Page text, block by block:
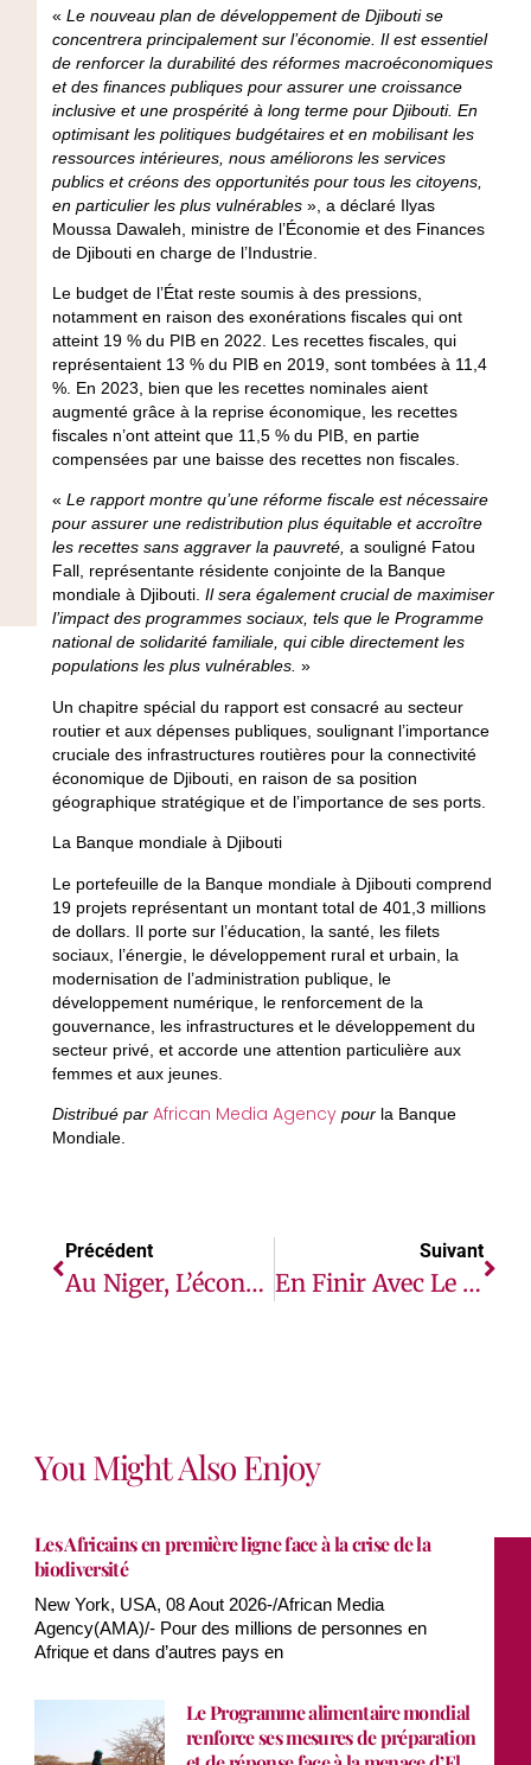
« Le nouveau plan de développement de Djibouti se
concentrera principalement sur l’économie. Il est essentiel
de renforcer la durabilité des réformes macroéconomiques
et des finances publiques pour assurer une croissance
inclusive et une prospérité à long terme pour Djibouti. En
optimisant les politiques budgétaires et en mobilisant les
ressources intérieures, nous améliorons les services
publics et créons des opportunités pour tous les citoyens,
en particulier les plus vulnérables », a déclaré Ilyas
Moussa Dawaleh, ministre de l’Économie et des Finances
de Djibouti en charge de l’Industrie.
Le budget de l’État reste soumis à des pressions,
notamment en raison des exonérations fiscales qui ont
atteint 19 % du PIB en 2022. Les recettes fiscales, qui
représentaient 13 % du PIB en 2019, sont tombées à 11,4
%. En 2023, bien que les recettes nominales aient
augmenté grâce à la reprise économique, les recettes
fiscales n’ont atteint que 11,5 % du PIB, en partie
compensées par une baisse des recettes non fiscales.
« Le rapport montre qu’une réforme fiscale est nécessaire
pour assurer une redistribution plus équitable et accroître
les recettes sans aggraver la pauvreté, a souligné Fatou
Fall, représentante résidente conjointe de la Banque
mondiale à Djibouti. Il sera également crucial de maximiser
l’impact des programmes sociaux, tels que le Programme
national de solidarité familiale, qui cible directement les
populations les plus vulnérables. »
Un chapitre spécial du rapport est consacré au secteur
routier et aux dépenses publiques, soulignant l’importance
cruciale des infrastructures routières pour la connectivité
économique de Djibouti, en raison de sa position
géographique stratégique et de l’importance de ses ports.
La Banque mondiale à Djibouti
Le portefeuille de la Banque mondiale à Djibouti comprend
19 projets représentant un montant total de 401,3 millions
de dollars. Il porte sur l’éducation, la santé, les filets
sociaux, l’énergie, le développement rural et urbain, la
modernisation de l’administration publique, le
développement numérique, le renforcement de la
gouvernance, les infrastructures et le développement du
secteur privé, et accorde une attention particulière aux
femmes et aux jeunes.
Distribué par African Media Agencypour la Banque
Mondiale.
Précédent
Au Niger, L’économie Devrait Se Redresser Grâce Aux Recettes Pétrolières
Suivant
En Finir Avec Le Paludisme, La Conversation Du Professeur Abdoulaye Diabaté Avec Bill Gates
You Might Also Enjoy
Les Africains en première ligne face à la crise de la
biodiversité
New York, USA, 08 Aout 2026-/African Media
Agency(AMA)/- Pour des millions de personnes en
Afrique et dans d’autres pays en
Le Programme alimentaire mondial
renforce ses mesures de préparation